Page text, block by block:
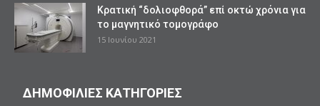
Κρατική “δολιοφθορά” επί οκτώ χρόνια για
το μαγνητικό τομογράφο
15 Ιουνίου 2021
ΔΗΜΟΦΙΛΙΕΣ ΚΑΤΗΓΟΡΙΕΣ